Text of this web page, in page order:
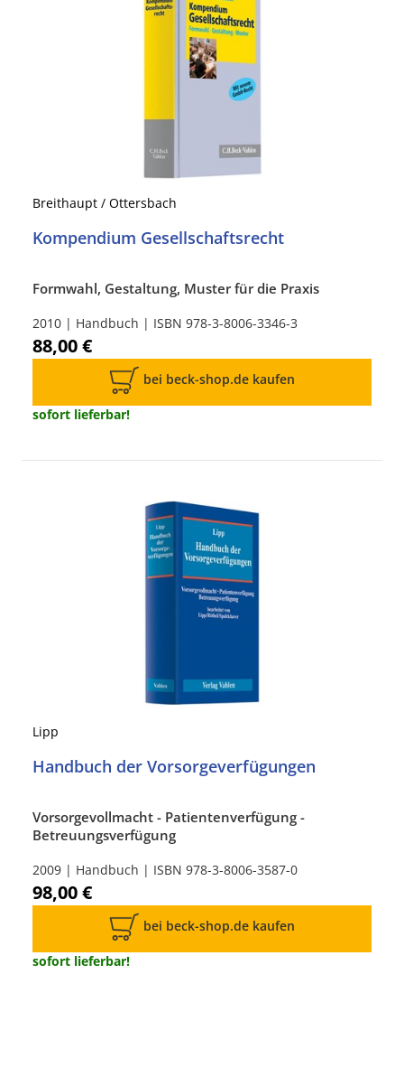
Breithaupt / Ottersbach
Kompendium Gesellschaftsrecht
Formwahl, Gestaltung, Muster für die Praxis
2010 | Handbuch | ISBN 978-3-8006-3346-3
88,00 €
bei beck-shop.de kaufen
sofort lieferbar!
Lipp
Handbuch der Vorsorgeverfügungen
Vorsorgevollmacht - Patientenverfügung -
Betreuungsverfügung
2009 | Handbuch | ISBN 978-3-8006-3587-0
98,00 €
bei beck-shop.de kaufen
sofort lieferbar!